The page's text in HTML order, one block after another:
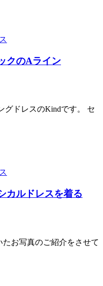
クのAライン
グドレスのKindです。 セ
カルドレスを着る
お写真のご紹介をさせて